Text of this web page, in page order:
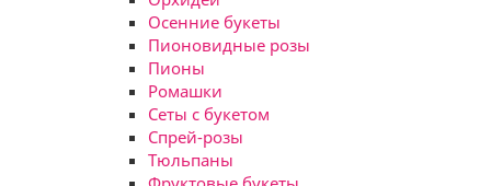
Осенние букеты
Пионовидные розы
Пионы
Ромашки
Сеты с букетом
Спрей-розы
Тюльпаны